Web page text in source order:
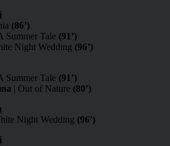
(86’)
Summer Tale (91’)
Night Wedding (96’)
Summer Tale (91’)
| Out of Nature (80’)
Night Wedding (96’)